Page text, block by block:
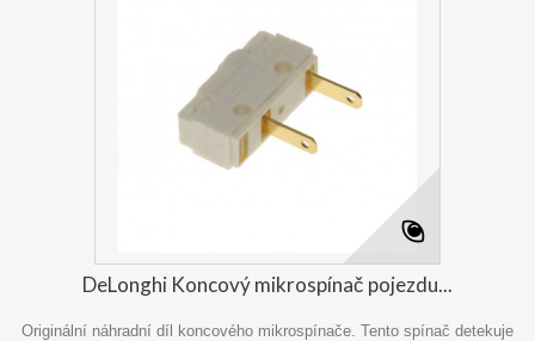
DeLonghi Koncový mikrospínač pojezdu...
Originální náhradní díl koncového mikrospínače. Tento spínač detekuje